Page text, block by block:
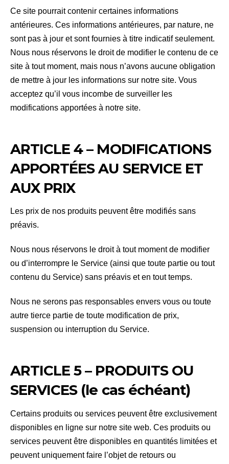
Ce site pourrait contenir certaines informations
antérieures. Ces informations antérieures, par nature, ne
sont pas à jour et sont fournies à titre indicatif seulement.
Nous nous réservons le droit de modifier le contenu de ce
site à tout moment, mais nous n’avons aucune obligation
de mettre à jour les informations sur notre site. Vous
acceptez qu’il vous incombe de surveiller les
modifications apportées à notre site.
ARTICLE 4 – MODIFICATIONS
APPORTÉES AU SERVICE ET
AUX PRIX
Les prix de nos produits peuvent être modifiés sans
préavis.
Nous nous réservons le droit à tout moment de modifier
ou d’interrompre le Service (ainsi que toute partie ou tout
contenu du Service) sans préavis et en tout temps.
Nous ne serons pas responsables envers vous ou toute
autre tierce partie de toute modification de prix,
suspension ou interruption du Service.
ARTICLE 5 – PRODUITS OU
SERVICES (le cas échéant)
Certains produits ou services peuvent être exclusivement
disponibles en ligne sur notre site web. Ces produits ou
services peuvent être disponibles en quantités limitées et
peuvent uniquement faire l’objet de retours ou